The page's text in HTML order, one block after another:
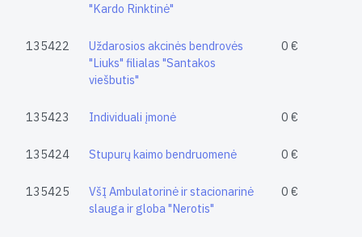
"Kardo Rinktinė"
135422
Uždarosios akcinės bendrovės
"Liuks" filialas "Santakos
viešbutis"
0 €
135423 Individuali įmonė 0 €
135424 Stupurų kaimo bendruomenė 0 €
135425
VšĮ Ambulatorinė ir stacionarinė
slauga ir globa "Nerotis"
0 €